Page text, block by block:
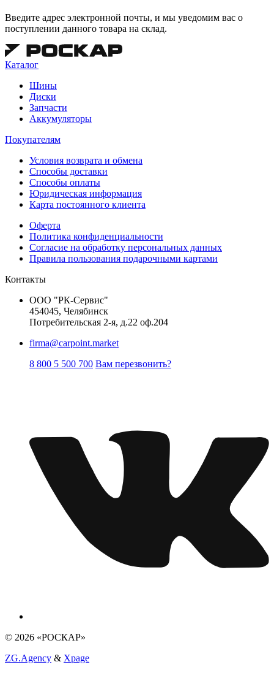
Введите адрес электронной почты, и мы уведомим вас о
поступлении данного товара на склад.
Каталог
Шины
Диски
Запчасти
Аккумуляторы
Покупателям
Условия возврата и обмена
Способы доставки
Способы оплаты
Юридическая информация
Карта постоянного клиента
Оферта
Политика конфиденциальности
Согласие на обработку персональных данных
Правила пользования подарочными картами
Контакты
ООО "РК-Сервис"
454045, Челябинск
Потребительская 2-я, д.22 оф.204
firma@carpoint.market
8 800 5 500 700 Вам перезвонить?
© 2026 «РОСКАР»
ZG.Agency & Xpage